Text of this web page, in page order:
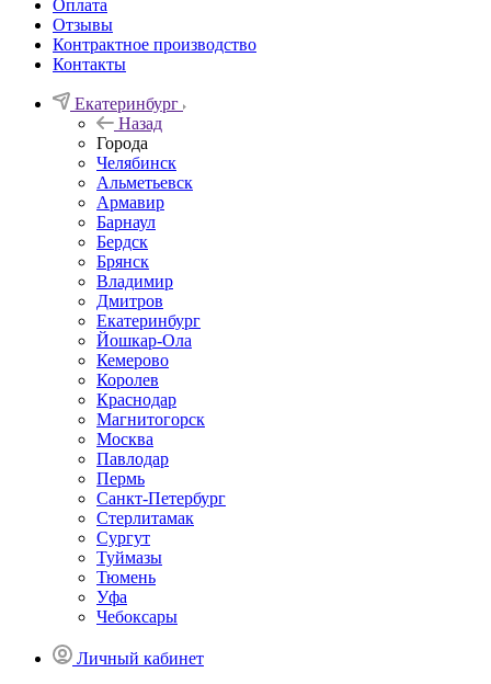
Оплата
Отзывы
Контрактное производство
Контакты
Екатеринбург
Назад
Города
Челябинск
Альметьевск
Армавир
Барнаул
Бердск
Брянск
Владимир
Дмитров
Екатеринбург
Йошкар-Ола
Кемерово
Королев
Краснодар
Магнитогорск
Москва
Павлодар
Пермь
Санкт-Петербург
Стерлитамак
Сургут
Туймазы
Тюмень
Уфа
Чебоксары
Личный кабинет